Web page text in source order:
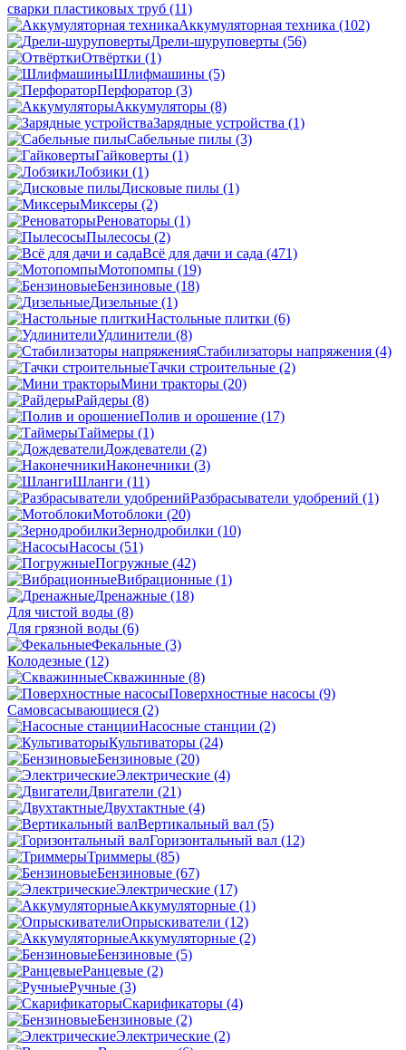
сварки пластиковых труб (11)
Аккумуляторная техника (102)
Дрели-шуруповерты (56)
Отвёртки (1)
Шлифмашины (5)
Перфоратор (3)
Аккумуляторы (8)
Зарядные устройства (1)
Сабельные пилы (3)
Гайковерты (1)
Лобзики (1)
Дисковые пилы (1)
Миксеры (2)
Реноваторы (1)
Пылесосы (2)
Всё для дачи и сада (471)
Мотопомпы (19)
Бензиновые (18)
Дизельные (1)
Настольные плитки (6)
Удлинители (8)
Стабилизаторы напряжения (4)
Тачки строительные (2)
Мини тракторы (20)
Райдеры (8)
Полив и орошение (17)
Таймеры (1)
Дождеватели (2)
Наконечники (3)
Шланги (11)
Разбрасыватели удобрений (1)
Мотоблоки (20)
Зернодробилки (10)
Насосы (51)
Погружные (42)
Вибрационные (1)
Дренажные (18)
Для чистой воды (8)
Для грязной воды (6)
Фекальные (3)
Колодезные (12)
Скважинные (8)
Поверхностные насосы (9)
Самовсасывающиеся (2)
Насосные станции (2)
Культиваторы (24)
Бензиновые (20)
Электрические (4)
Двигатели (21)
Двухтактные (4)
Вертикальный вал (5)
Горизонтальный вал (12)
Триммеры (85)
Бензиновые (67)
Электрические (17)
Аккумуляторные (1)
Опрыскиватели (12)
Аккумуляторные (2)
Бензиновые (5)
Ранцевые (2)
Ручные (3)
Скарификаторы (4)
Бензиновые (2)
Электрические (2)